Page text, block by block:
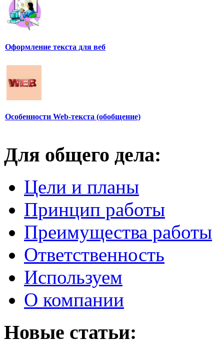
Оформление текста для веб
Особенности Web-текста (обобщение)
Для общего дела:
Цели и планы
Принцип работы
Преимущества работы
Ответственность
Используем
О компании
Новые статьи: